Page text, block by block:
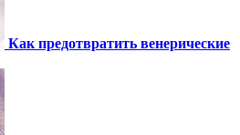
Как предотвратить венерические